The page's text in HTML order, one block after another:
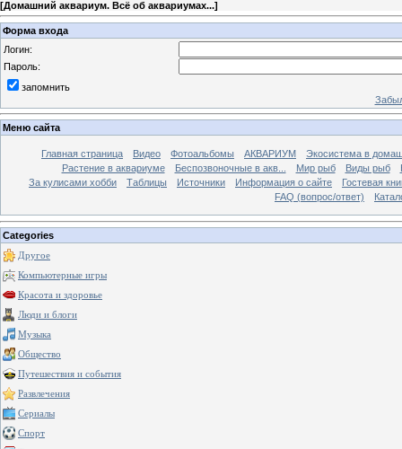
[Домашний аквариум. Всё об аквариумах...]
Форма входа
Логин:
Пароль:
запомнить
Меню сайта
Главная страница Видео Фотоальбомы АКВАРИУМ
Экосистема в
Растение в аквариуме
Беспозвоночные в акв... Мир рыб Виды рыб
За кулисами хобби
Таблицы Источники Информация о сайте
Гостевая
FAQ (вопрос/ответ)
Categories
Другое
Компьютерные игры
Красота и здоровье
Люди и блоги
Музыка
Общество
Путешествия и события
Развлечения
Сериалы
Спорт